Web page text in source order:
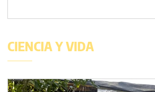
CIENCIA Y VIDA